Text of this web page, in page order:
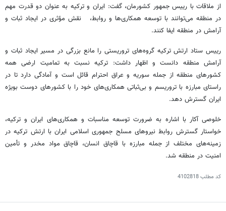
از ملاقات با رییس جمهور کشورمان، گفت: ایران و ترکیه به عنوان دو قدرت مهم
در منطقه می‌توانند با توسعه همکاری‌ها و روابط، نقش مؤثری در ایجاد ثبات و
آرامش در منطقه ایفا کنند.
رییس ستاد ارتش ترکیه گروه‌های تروریستی را مانع بزرگی در مسیر ایجاد ثبات و
آرامش منطقه دانست و اظهار داشت: ترکیه نسبت به تمامیت ارضی همه
کشورهای منطقه از جمله سوریه و عراق احترام قائل است و آمادگی دارد تا در
راستای مبارزه با تروریسم و بی‌ثباتی همکاری‌های خود را با کشورهای دوست بویژه
ایران گسترش دهد.
خلوصی آکار با اشاره به ضرورت توسعه مناسبات و همکاری‌های ایران و ترکیه،
خواستار گسترش روابط نیروهای مسلح جمهوری اسلامی ایران با ارتش ترکیه در
زمینه‌های مختلف از جمله مبارزه با قاچاق انسان، قاچاق مواد مخدر و تأمین
امنیت در منطقه شد.
کد مطلب4102818